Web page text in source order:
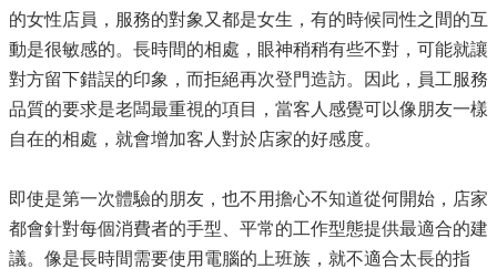
的女性店員，服務的對象又都是女生，有的時候同性之間的互
動是很敏感的。長時間的相處，眼神稍稍有些不對，可能就讓
對方留下錯誤的印象，而拒絕再次登門造訪。因此，員工服務
品質的要求是老闆最重視的項目，當客人感覺可以像朋友一樣
自在的相處，就會增加客人對於店家的好感度。
即使是第一次體驗的朋友，也不用擔心不知道從何開始，店家
都會針對每個消費者的手型、平常的工作型態提供最適合的建
議。像是長時間需要使用電腦的上班族，就不適合太長的指